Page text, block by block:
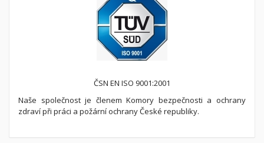
ČSN EN ISO 9001:2001
Naše společnost je členem Komory bezpečnosti a ochrany
zdraví při práci a požární ochrany České republiky.